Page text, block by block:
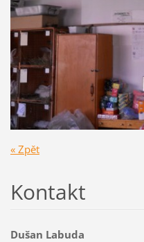
« Zpět
Kontakt
Dušan Labuda